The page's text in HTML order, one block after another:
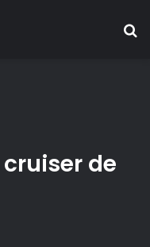
de